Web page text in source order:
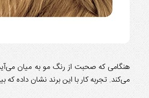
هنگامی که صحبت از رنگ مو به میان
می‌کند. تجربه کار با این برند نشان داده که